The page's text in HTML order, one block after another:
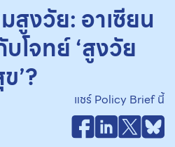
สูงวัย: อาเซียน
โจทย์ ‘สูงวัย
’?
แชร์ Policy Brief นี้